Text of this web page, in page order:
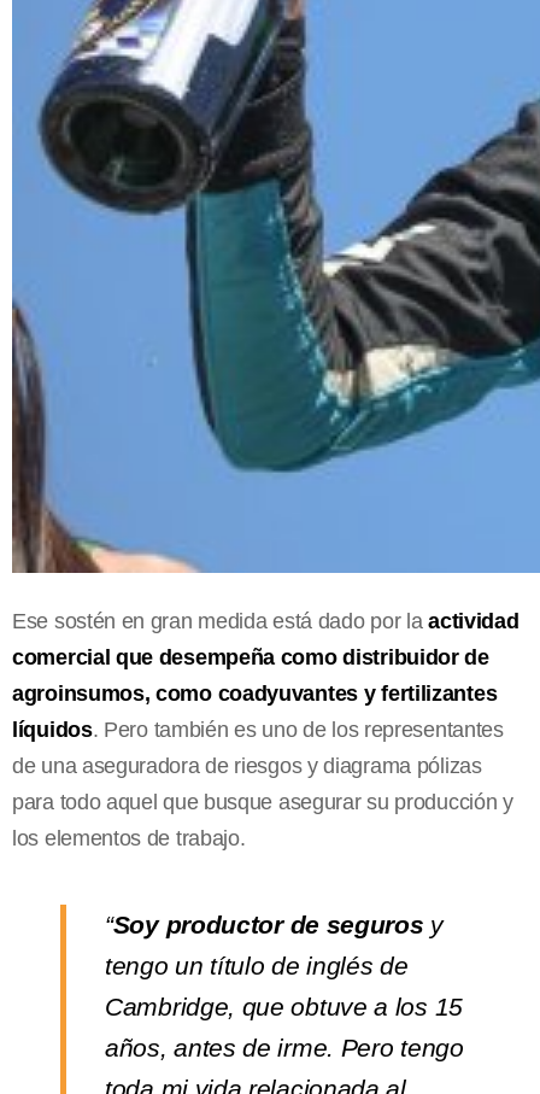
Ese sostén en gran medida está dado por laactividad
comercial que desempeña como distribuidor de
agroinsumos, como coadyuvantes y fertilizantes
líquidos. Pero también es uno de los representantes
de una aseguradora de riesgos y diagrama pólizas
para todo aquel que busque asegurar su producción y
los elementos de trabajo.
“Soy productor de seguros y
tengo un título de inglés de
Cambridge, que obtuve a los 15
años, antes de irme. Pero tengo